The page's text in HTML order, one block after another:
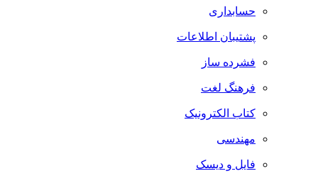
حسابداری
پشتیبان اطلاعات
فشرده ساز
فرهنگ لغت
کتاب الکترونیک
مهندسی
فایل و دیسک